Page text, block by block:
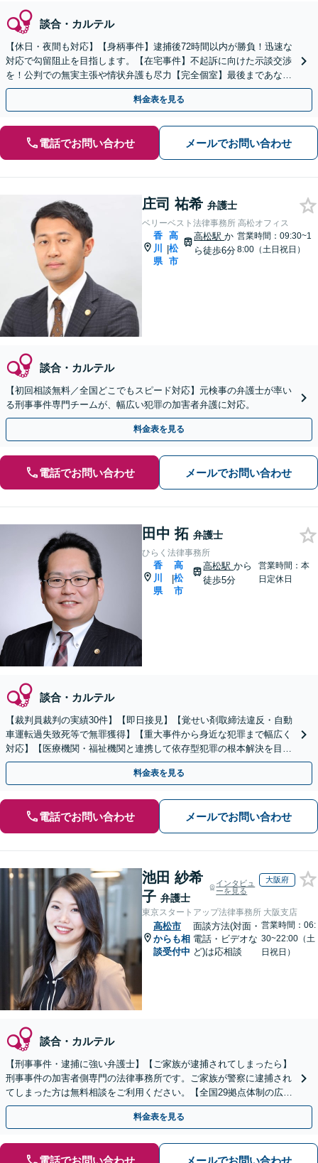
談合・カルテル
【休日・夜間も対応】【身柄事件】逮捕後72時間以内が勝負！迅速な
対応で勾留阻止を目指します。【在宅事件】不起訴に向けた示談交渉
を！公判での無実主張や情状弁護も尽力【完全個室】最後まであなた
の味方です。ご相談ください。
料金表を見る
電話でお問い合わせ メールでお問い合わせ
庄司 祐希 弁護士
ベリーベスト法律事務所 高松オフィス
香
川
県
|
高
松
市
高松駅か
ら徒歩6分
営業時間：09:30~1
8:00（土日祝日）
談合・カルテル
【初回相談無料／全国どこでもスピード対応】元検事の弁護士が率い
る刑事事件専門チームが、幅広い犯罪の加害者弁護に対応。
料金表を見る
電話でお問い合わせ メールでお問い合わせ
田中 拓 弁護士
ひらく法律事務所
香
川
県
|
高
松
市
高松駅から
徒歩5分
営業時間：本
日定休日
談合・カルテル
【裁判員裁判の実績30件】【即日接見】【覚せい剤取締法違反・自動
車運転過失致死等で無罪獲得】【重大事件から身近な犯罪まで幅広く
対応】【医療機関・福祉機関と連携して依存型犯罪の根本解決を目指
します】【弁護士歴17年】【高松北警察署すぐ】
料金表を見る
電話でお問い合わせ メールでお問い合わせ
池田 紗希
子 弁護士
インタビュ
ーを見る
大阪府
東京スタートアップ法律事務所 大阪支店
高松市
からも相
談受付中
面談方法(対面・
電話・ビデオな
ど)は応相談
営業時間：06:
30~22:00（土
日祝日）
談合・カルテル
【刑事事件・逮捕に強い弁護士】【ご家族が逮捕されてしまったら】
刑事事件の加害者側専門の法律事務所です。ご家族が警察に逮捕され
てしまった方は無料相談をご利用ください。【全国29拠点体制の広域
対応】【弁護士待機中/当日中の電話相談可(予約制)】
料金表を見る
電話でお問い合わせ メールでお問い合わせ